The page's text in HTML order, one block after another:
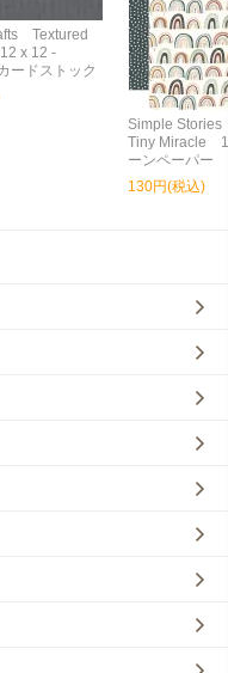
Textured
x 12 -
ドストック
Simple
Tiny Miracle
ーンペーパー
130円(税込)